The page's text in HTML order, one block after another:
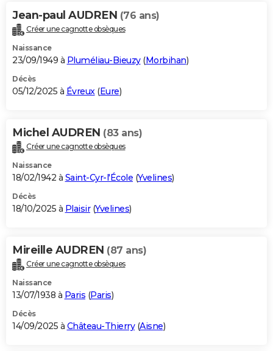
Jean-paul AUDREN (76 ans)
Créer une cagnotte obsèques
Naissance
23/09/1949 à Pluméliau-Bieuzy(Morbihan)
Décès
05/12/2025 à Évreux(Eure)
Michel AUDREN (83 ans)
Créer une cagnotte obsèques
Naissance
18/02/1942 à Saint-Cyr-l'École (Yvelines)
Décès
18/10/2025 à Plaisir(Yvelines)
Mireille AUDREN (87 ans)
Créer une cagnotte obsèques
Naissance
13/07/1938 à Paris (Paris)
Décès
14/09/2025 à Château-Thierry(Aisne)